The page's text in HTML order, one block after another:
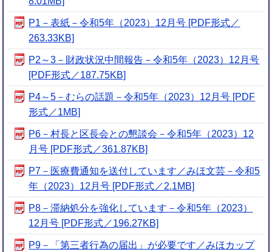
P1－表紙－令和5年（2023）12月号 [PDF形式／
263.33KB]
P2～3－財政状況中間報告－令和5年（2023）12月号
[PDF形式／187.75KB]
P4～5－むらの話題－令和5年（2023）12月号 [PDF
形式／1MB]
P6－村長と区長会との懇談会－令和5年（2023）12
月号 [PDF形式／361.87KB]
P7－医療費通知を送付しています／みほ文芸－令和5
年（2023）12月号 [PDF形式／2.1MB]
P8－滞納処分を強化しています－令和5年（2023）
12月号 [PDF形式／196.27KB]
P9－「第三者行為の届出」が必要です／みほカップ